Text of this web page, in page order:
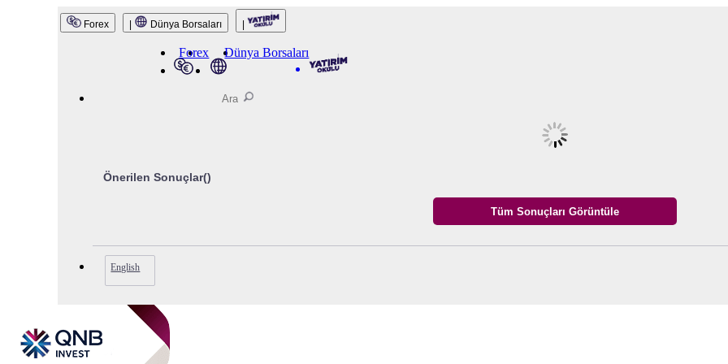
QNB Invest
Forex Dünya Borsaları
Forex Dünya Borsaları
Önerilen Sonuçlar()
English